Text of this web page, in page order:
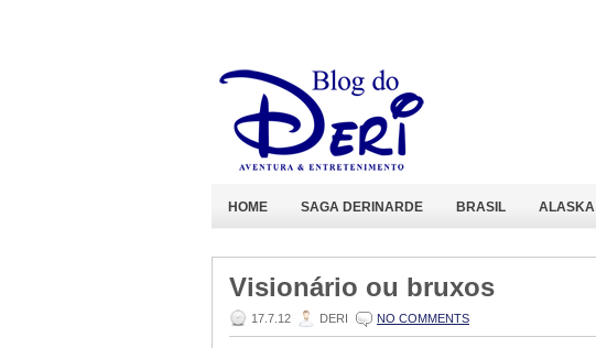
HOME SAGA DERINARDE BRASIL ALASKA
Visionário ou bruxos
17.7.12 DERI NO COMMENTS